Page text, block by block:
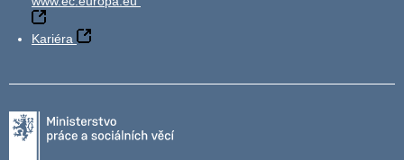
Kariéra